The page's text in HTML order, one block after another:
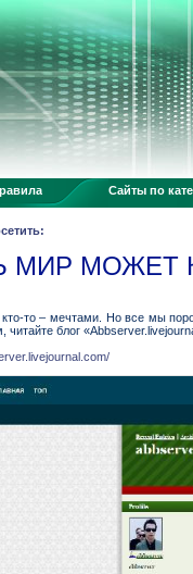
Сайты по
МИР МОЖЕТ
то – мечтами. Но все мы
читайте блог